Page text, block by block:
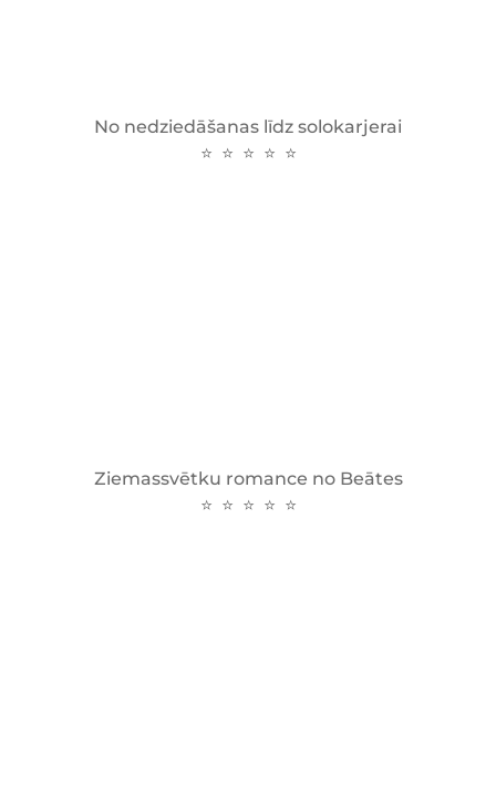
No nedziedāšanas līdz solokarjerai
⭐ ⭐ ⭐ ⭐ ⭐
Ziemassvētku romance no Beātes
⭐ ⭐ ⭐ ⭐ ⭐